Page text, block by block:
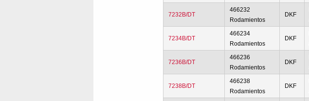
7232B/DT
466232
Rodamientos
DKF
7234B/DT
466234
Rodamientos
DKF
7236B/DT
466236
Rodamientos
DKF
7238B/DT
466238
Rodamientos
DKF